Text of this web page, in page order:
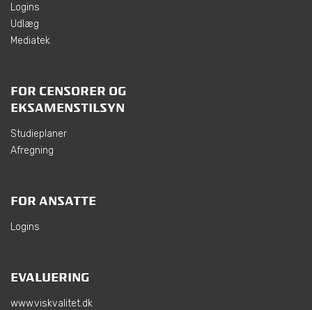
Logins
Udlæg
Mediatek
FOR CENSORER OG
EKSAMENSTILSYN
Studieplaner
Afregning
FOR ANSATTE
Logins
EVALUERING
www.viskvalitet.dk